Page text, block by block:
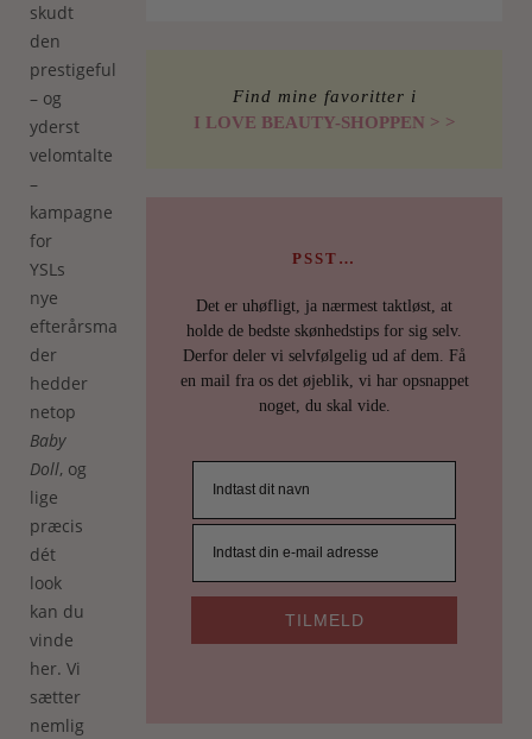
skudt
den
prestigefulde
– og
yderst
velomtalte
–
kampagne
for
YSLs
nye
efterårsmakeup,
der
hedder
netop
Baby
Doll, og
lige
præcis
dét
look
kan du
vinde
her. Vi
sætter
nemlig
Find mine favoritter i
I LOVE BEAUTY-SHOPPEN > >
PSST…
Det er uhøfligt, ja nærmest taktløst, at
holde de bedste skønhedstips for sig selv.
Derfor deler vi selvfølgelig ud af dem. Få
en mail fra os det øjeblik, vi har opsnappet
noget, du skal vide.
TILMELD